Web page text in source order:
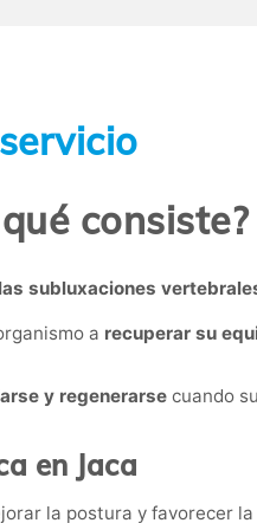
consiste?
subluxaciones
a recuperar su
y regenerarse cuando
en Jaca
la postura y favorecer